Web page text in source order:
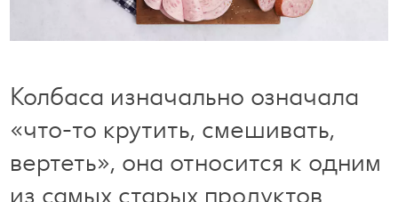
Колбаса изначально означала
«что-то крутить, смешивать,
вертеть», она относится к одним
из самых старых продуктов